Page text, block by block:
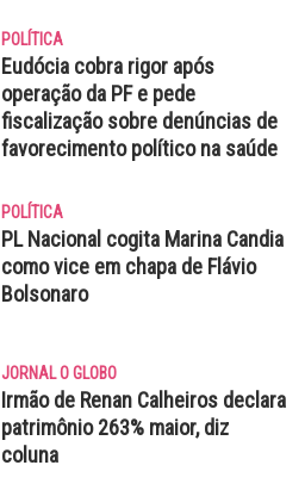
POLÍTICA
Eudócia cobra rigor após
operação da PF e pede
fiscalização sobre denúncias de
favorecimento político na saúde
POLÍTICA
PL Nacional cogita Marina Candia
como vice em chapa de Flávio
Bolsonaro
JORNAL O GLOBO
Irmão de Renan Calheiros declara
patrimônio 263% maior, diz
coluna